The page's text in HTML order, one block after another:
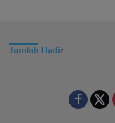
Jumlah Hadir